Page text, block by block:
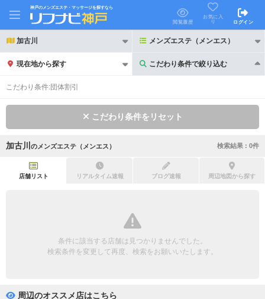
神戸のメンズエステ・マッサージを探すなら
閲覧履歴
お気に入
り
ログイン
加古川 メンズエステ（メンエス）
現在地から探す こだわり条件で絞り込む
こだわり条件で絞り込む
初回割引あり リピーター割引あり
団体様歓迎
ペアルームあり
こだわり条件:団体割引
こだわり条件をリセット
加古川 の メンズエステ（メンエス） 検索結果 : 0件
店舗リスト リアルタイム速報 ブログ速報 周辺地図から探す
条件に該当する店舗は見つかりませんでした。
検索条件を変更して再度、検索をお願いいたします。
周辺のオススメ店はこちら